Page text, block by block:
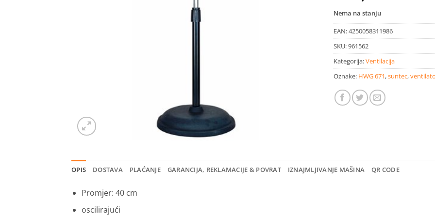
Nema na stanju
EAN:4250058311986
SKU:961562
Kategorija:Ventilacija
Oznake: HWG 671,suntec,
OPIS DOSTAVA PLAĆANJE GARANCIJA, REKLAMACIJE & POVRAT IZNAJMLJIVANJE MAŠINA QR CODE
Promjer: 40 cm
oscilirajući